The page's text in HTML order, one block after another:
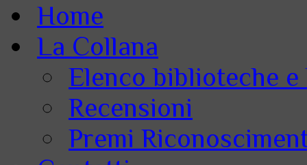
Home
La Collana
Elenco biblioteche
Recensioni
Premi